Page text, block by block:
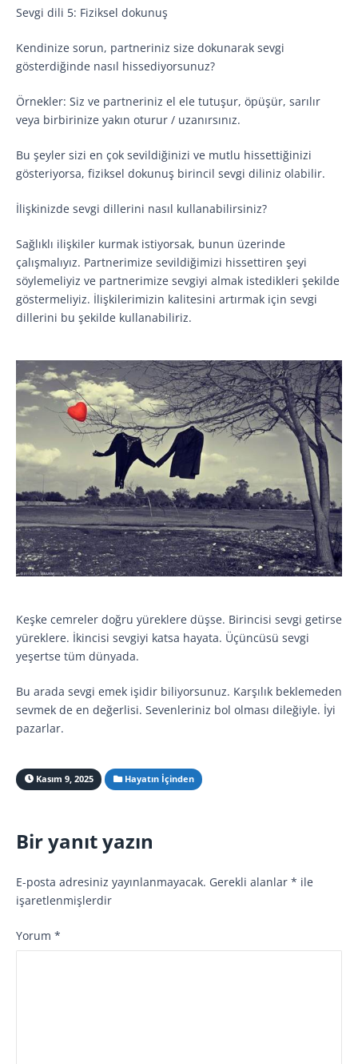
Sevgi dili 5: Fiziksel dokunuş
Kendinize sorun, partneriniz size dokunarak sevgi
gösterdiğinde nasıl hissediyorsunuz?
Örnekler: Siz ve partneriniz el ele tutuşur, öpüşür, sarılır
veya birbirinize yakın oturur / uzanırsınız.
Bu şeyler sizi en çok sevildiğinizi ve mutlu hissettiğinizi
gösteriyorsa, fiziksel dokunuş birincil sevgi diliniz olabilir.
İlişkinizde sevgi dillerini nasıl kullanabilirsiniz?
Sağlıklı ilişkiler kurmak istiyorsak, bunun üzerinde
çalışmalıyız. Partnerimize sevildiğimizi hissettiren şeyi
söylemeliyiz ve partnerimize sevgiyi almak istedikleri şekilde
göstermeliyiz. İlişkilerimizin kalitesini artırmak için sevgi
dillerini bu şekilde kullanabiliriz.
Keşke cemreler doğru yüreklere düşse. Birincisi sevgi getirse
yüreklere. İkincisi sevgiyi katsa hayata. Üçüncüsü sevgi
yeşertse tüm dünyada.
Bu arada sevgi emek işidir biliyorsunuz. Karşılık beklemeden
sevmek de en değerlisi. Sevenleriniz bol olması dileğiyle. İyi
pazarlar.
Kasım 9, 2025 Hayatın İçinden
Bir yanıt yazın
E-posta adresiniz yayınlanmayacak. Gerekli alanlar * ile
işaretlenmişlerdir
Yorum *